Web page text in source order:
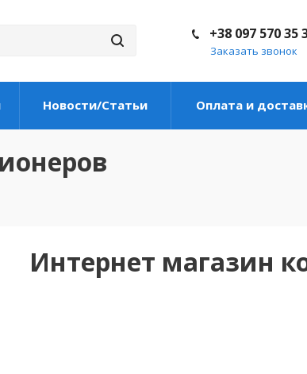
+38 097 570 35
Заказать звонок
Новости/Статьи Оплата и
Интернет магазин